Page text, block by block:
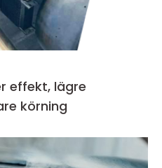
effekt, lägre
körning